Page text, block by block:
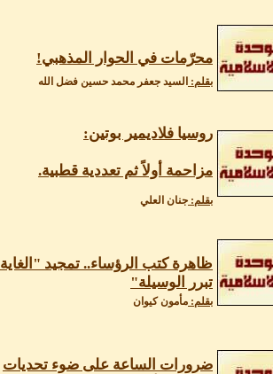
محرّمات في الحوار المذهبي!
بقلم: السيد جعفر محمد حسين فضل الله
روسيا فلاديمير بوتين:
مزاحمة أولاً ثم تعددية قطبية.
بقلم: جنان العلي
ظاهرة كتب الرؤساء.. تمجيد "الغاية
تبرر الوسيلة"
بقلم: مأمون كيوان
ضرورات الساعة على ضوء تحديات